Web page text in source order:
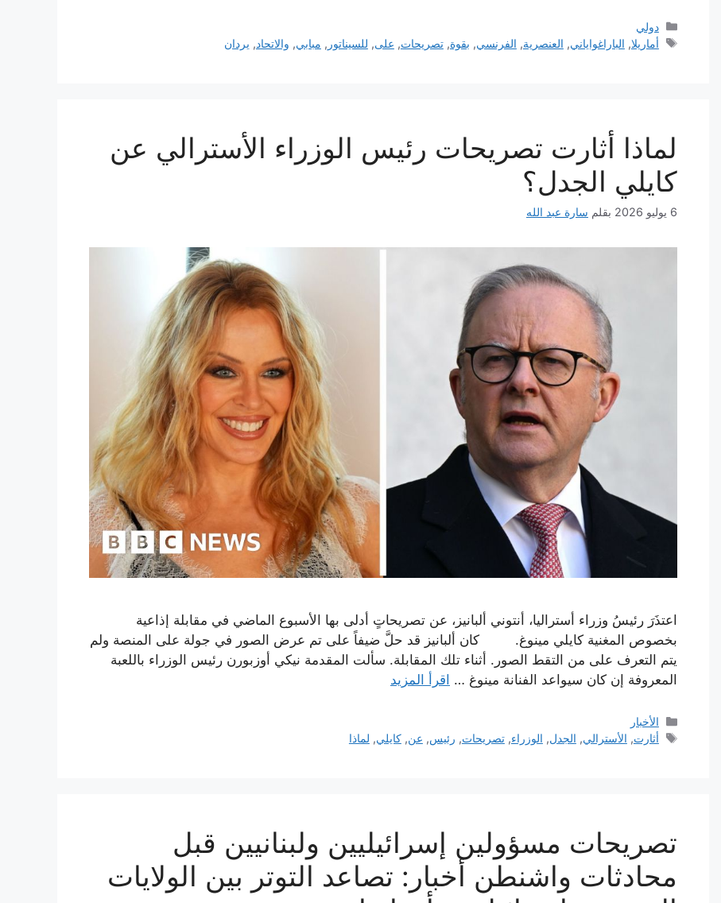
التصنيفات
دولي
الوسوم
أماريلا, الباراغواياني, العنصرية, الفرنسي, بقوة,تصريحات, على, للسيناتور , مبابي, والاتحاد, يردان
لماذا أثارت تصريحات رئيس الوزراء الأسترالي عن
كايلي الجدل؟
6 يوليو 2026 بقلم سارة عبد الله
اعتذَرَ رئيسُ وزراء أستراليا، أنتوني ألبانيز، عن تصريحاتٍ أدلى بها الأسبوع الماضي في مقابلة إذاعية
بخصوص المغنية كايلي مينوغ. كان ألبانيز قد حلَّ ضيفاً على تم عرض الصور في جولة على المنصة ولم
يتم التعرف على من التقط الصور. أثناء تلك المقابلة. سألت المقدمة نيكي أوزبورن رئيس الوزراء باللعبة
المعروفة إن كان سيواعد الفنانة مينوغ … اقرأ المزيد
التصنيفات
الأخبار
الوسوم
أثارت, الأسترالي, الجدل, الوزراء,تصريحات, رئيس, عن,كايلي, لماذا
تصريحات مسؤولين إسرائيليين ولبنانيين قبل
محادثات واشنطن أخبار: تصاعد التوتر بين الولايات